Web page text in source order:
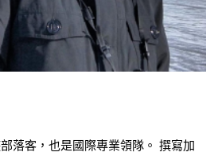
落客，也是國際專業領隊。 撰寫加